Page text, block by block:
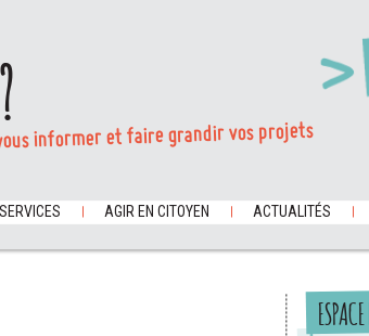
informer et faire grandir vos projets
SERVICES AGIR EN CITOYEN ACTUALITÉS